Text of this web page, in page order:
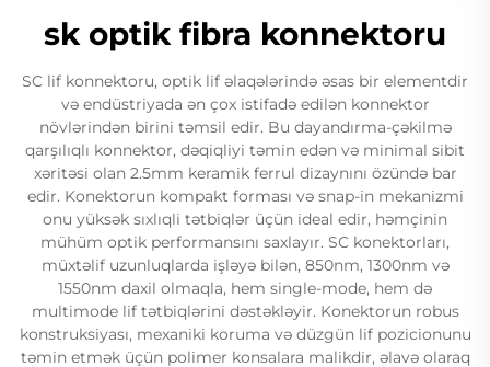
sk optik fibra konnektoru
SC lif konnektoru, optik lif əlaqələrində əsas bir elementdir
və endüstriyada ən çox istifadə edilən konnektor
növlərindən birini təmsil edir. Bu dayandırma-çəkilmə
qarşılıqlı konnektor, dəqiqliyi təmin edən və minimal sibit
xəritəsi olan 2.5mm keramik ferrul dizaynını özündə bar
edir. Konektorun kompakt forması və snap-in mekanizmi
onu yüksək sıxlıqli tətbiqlər üçün ideal edir, həmçinin
mühüm optik performansını saxlayır. SC konektorları,
müxtəlif uzunluqlarda işləyə bilən, 850nm, 1300nm və
1550nm daxil olmaqla, hem single-mode, hem də
multimode lif tətbiqlərini dəstəkləyir. Konektorun robus
konstruksiyası, mexaniki koruma və düzgün lif pozicionunu
təmin etmək üçün polimer konsalara malikdir, əlavə olaraq